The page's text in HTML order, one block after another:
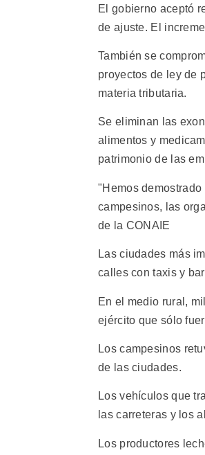
El gobierno aceptó
de ajuste. El
También se
proyectos de ley de
materia tributaria.
Se eliminan las
alimentos y
patrimonio de las
"Hemos
campesinos, las
de la CONAIE
Las ciudades más
calles con taxis y
En el medio rural,
ejército que sólo
Los campesinos
de las ciudades.
Los vehículos que
las carreteras y los
Los productores